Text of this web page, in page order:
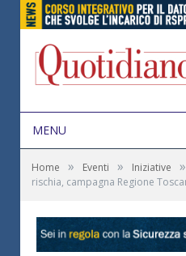
MENU
Home » Eventi » Iniziative »
rischia, campagna Regione